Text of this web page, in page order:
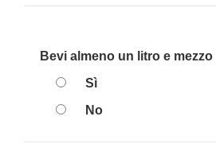
Bevi almeno un litro e
Sì
No